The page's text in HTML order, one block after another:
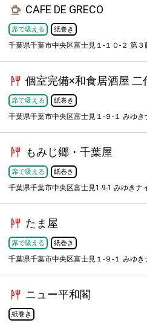
CAFE DE GRECO
席で吸える 紙巻き
千葉県千葉市中央区富士見１-１０-２ 第３
個室完備×和食居酒屋
席で吸える 紙巻き
千葉県千葉市中央区富士見１-９-１ みゆき
もみじ郷・千葉屋
席で吸える 紙巻き
千葉県千葉市中央区富士見1-9-1 みゆきナ
たま屋
席で吸える 紙巻き
千葉県千葉市中央区富士見１-９-１ みゆき
ニュー平和閣
紙巻き